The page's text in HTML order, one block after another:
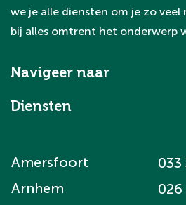
we je alle diensten om je zo
bij alles omtrent het onderwerp
Navigeer naar
Diensten
Amersfoort
033
Arnhem
026